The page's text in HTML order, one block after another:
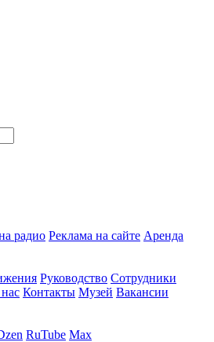
радио Реклама на сайте Аренда
Руководство Сотрудники
Контакты Музей Вакансии
RuTube Max